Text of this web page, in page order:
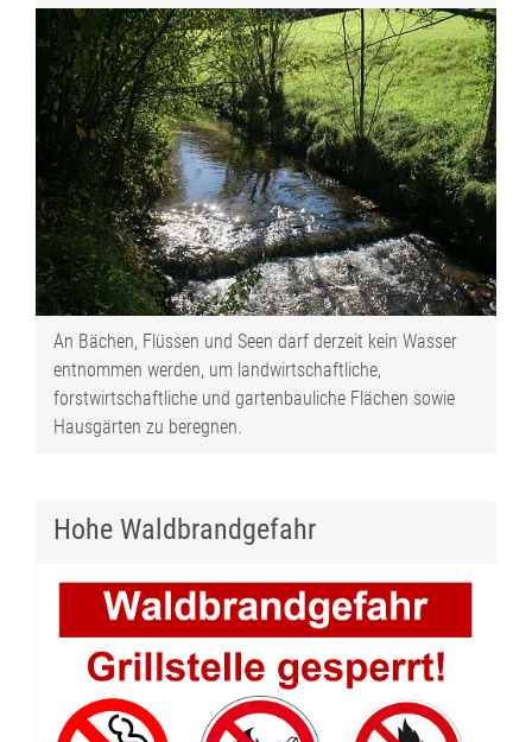
An Bächen, Flüssen und Seen darf derzeit kein Wasser
entnommen werden, um landwirtschaftliche,
forstwirtschaftliche und gartenbauliche Flächen sowie
Hausgärten zu beregnen.
Hohe Waldbrandgefahr